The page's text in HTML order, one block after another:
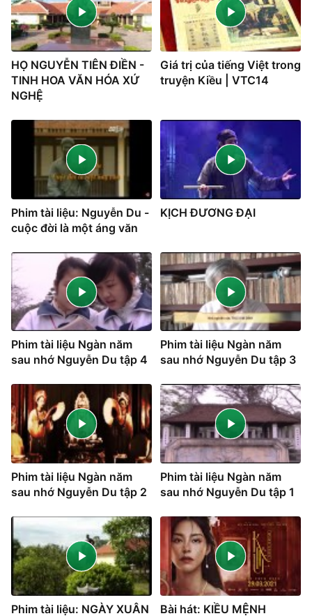
HỌ NGUYỄN TIÊN ĐIỀN -
TINH HOA VĂN HÓA XỨ
NGHỆ
Giá trị của tiếng Việt trong
truyện Kiều | VTC14
Phim tài liệu: Nguyễn Du -
cuộc đời là một áng văn
KỊCH ĐƯƠNG ĐẠI
Phim tài liệu Ngàn năm
sau nhớ Nguyễn Du tập 4
Phim tài liệu Ngàn năm
sau nhớ Nguyễn Du tập 3
Phim tài liệu Ngàn năm
sau nhớ Nguyễn Du tập 2
Phim tài liệu Ngàn năm
sau nhớ Nguyễn Du tập 1
Phim tài liệu: NGÀY XUÂN
Bài hát: KIỀU MỆNH